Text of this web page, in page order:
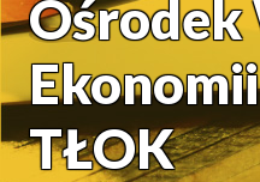
Ośrodek
TŁOK